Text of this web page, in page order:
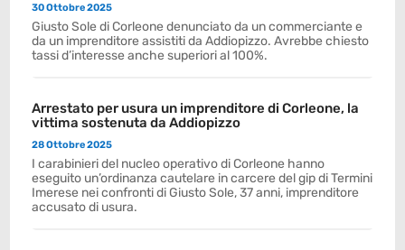
30 Ottobre 2025
Giusto Sole di Corleone denunciato da un commerciante e
da un imprenditore assistiti da Addiopizzo. Avrebbe chiesto
tassi d’interesse anche superiori al 100%.
Arrestato per usura un imprenditore di Corleone, la
vittima sostenuta da Addiopizzo
28 Ottobre 2025
I carabinieri del nucleo operativo di Corleone hanno
eseguito un’ordinanza cautelare in carcere del gip di Termini
Imerese nei confronti di Giusto Sole, 37 anni, imprenditore
accusato di usura.